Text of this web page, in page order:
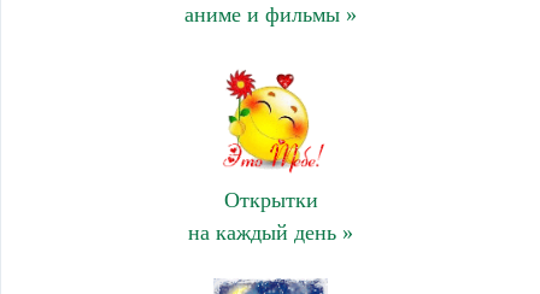
аниме и фильмы »
Открытки
на каждый день »